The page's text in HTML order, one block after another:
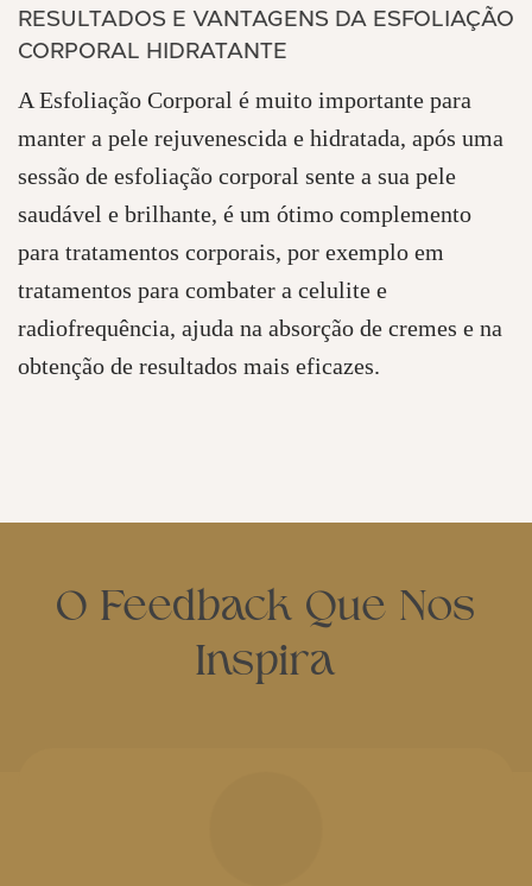
RESULTADOS E VANTAGENS DA ESFOLIAÇÃO
CORPORAL HIDRATANTE
A Esfoliação Corporal é muito importante para
manter a pele rejuvenescida e hidratada, após uma
sessão de esfoliação corporal sente a sua pele
saudável e brilhante, é um ótimo complemento
para tratamentos corporais, por exemplo em
tratamentos para combater a celulite e
radiofrequência, ajuda na absorção de cremes e na
obtenção de resultados mais eficazes.
O Feedback Que Nos
Inspira